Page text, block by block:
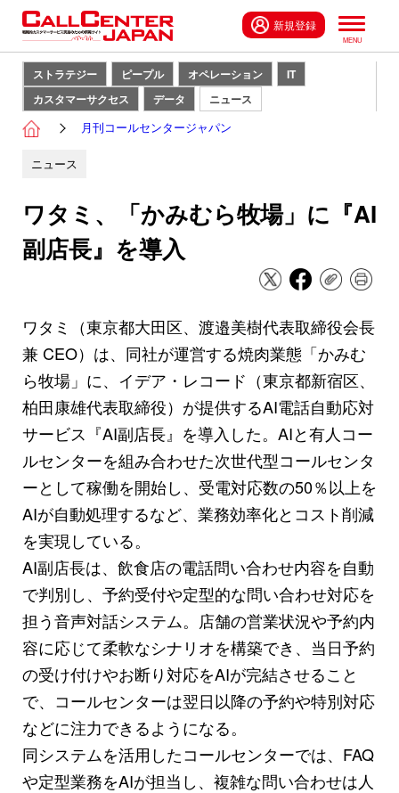
新規登録
ストラテジー ピープル オペレーション
IT
カスタマーサクセス
データ ニュース
月刊コールセンタージャパン
ニュース
ワタミ、「かみむら牧場」に『AI
副店長』を導入
ワタミ（東京都大田区、渡邉美樹代表取締役会長
兼 CEO）は、同社が運営する焼肉業態「かみむ
ら牧場」に、イデア・レコード（東京都新宿区、
柏田康雄代表取締役）が提供するAI電話自動応対
サービス『AI副店長』を導入した。AIと有人コー
ルセンターを組み合わせた次世代型コールセンタ
ーとして稼働を開始し、受電対応数の50％以上を
AIが自動処理するなど、業務効率化とコスト削減
を実現している。
AI副店長は、飲食店の電話問い合わせ内容を自動
で判別し、予約受付や定型的な問い合わせ対応を
担う音声対話システム。店舗の営業状況や予約内
容に応じて柔軟なシナリオを構築でき、当日予約
の受け付けやお断り対応をAIが完結させること
で、コールセンターは翌日以降の予約や特別対応
などに注力できるようになる。
同システムを活用したコールセンターでは、FAQ
や定型業務をAIが担当し、複雑な問い合わせは人